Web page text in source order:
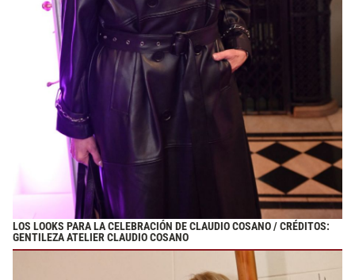
LOS LOOKS PARA LA CELEBRACIÓN DE CLAUDIO COSANO / CRÉDITOS:
GENTILEZA ATELIER CLAUDIO COSANO